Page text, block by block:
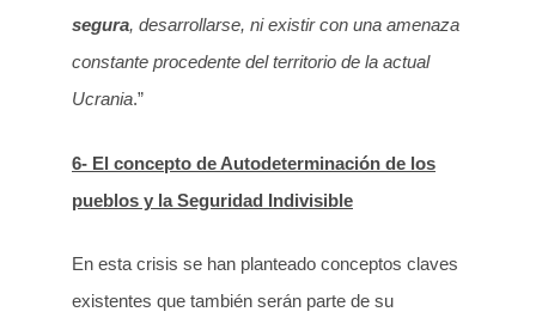
segura, desarrollarse, ni existir con una amenaza
constante procedente del territorio de la actual
Ucrania.”
6- El concepto de Autodeterminación de los
pueblos y la Seguridad Indivisible
En esta crisis se han planteado conceptos claves
existentes que también serán parte de su